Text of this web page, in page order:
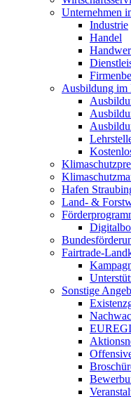
Unternehmen
Industrie
Handel
Ausbildung im
Hafen
Land- &
Fairtrade-
Sonstige